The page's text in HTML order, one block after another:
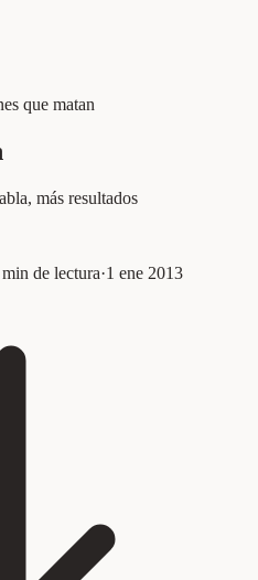
que matan
más resultados
min de lectura·1 ene 2013